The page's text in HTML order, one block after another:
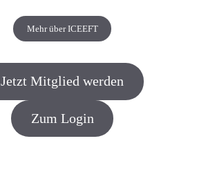
Mehr über ICEEFT
Jetzt Mitglied werden
Zum Login